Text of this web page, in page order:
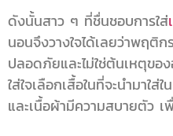
ดังนั้นสาว ๆ ที่ชื่นชอบการใส่
นอนจึงวางใจได้เลยว่าพฤติก
ปลอดภัยและไม่ใช่ต้นเหตุขอ
ใส่ใจเลือกเสื้อในที่จะนำมาใส่
และเนื้อผ้ามีความสบายตัว